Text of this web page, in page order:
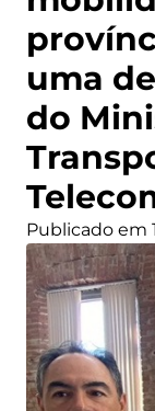
uma
do
Publicado em